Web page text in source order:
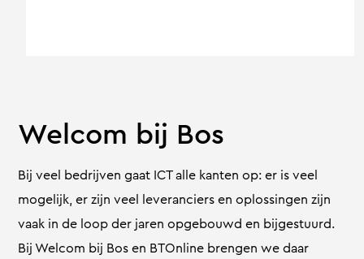
Welcom bij Bos
Bij veel bedrijven gaat ICT alle kanten op: er is veel
mogelijk, er zijn veel leveranciers en oplossingen zijn
vaak in de loop der jaren opgebouwd en bijgestuurd.
Bij Welcom bij Bos en BTOnline brengen we daar